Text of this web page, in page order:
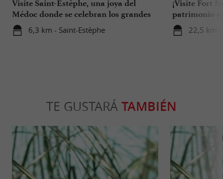
Visite Saint-Estèphe, una joya del
Médoc donde se celebran los grandes
vinos.
6,3 km - Saint-Estèphe
¡Visite Fort
patrimonio y
22,5 km -
TE GUSTARÁ TAMBIÉN